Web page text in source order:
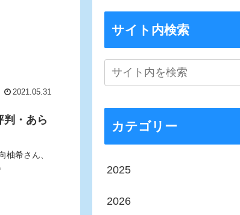
2021.05.31
判・あら
柚希さん、
サイト内検索
カテゴリー
2025
2026